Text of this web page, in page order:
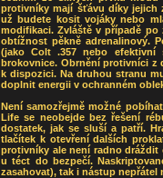
protivníky mají šťávu díky jejich
už budete kosit vojáky nebo
modifikaci. Zvláště v případě
obtížnost pěkně adrenalinový.
(jako Colt .357 nebo
brokovnice. Obrnění protivníci z
k dispozici. Na druhou stranu
doplnit energii v ochranném
Není samozřejmě možné
Life se neobejde bez řešení
dostatek, jak se sluší a patří.
tlačítek k otevření dalších
protivníky ale není radno dráždit
u téct do bezpečí.
zasahovat), tak i nástup nepřátel